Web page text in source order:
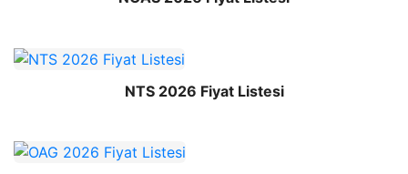
NTS 2026 Fiyat Listesi